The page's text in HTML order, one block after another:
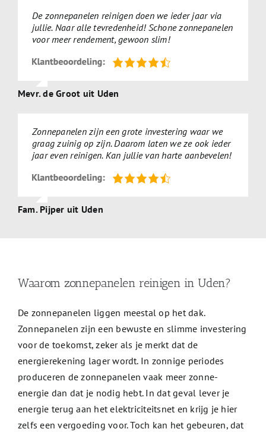
De zonnepanelen reinigen doen we ieder jaar via
jullie. Naar alle tevredenheid! Schone zonnepanelen
voor meer rendement, gewoon slim!
Mevr. de Groot uit Uden
Zonnepanelen zijn een grote investering waar we
graag zuinig op zijn. Daarom laten we ze ook ieder
jaar even reinigen. Kan jullie van harte aanbevelen!
Fam. Pijper uit Uden
Waarom zonnepanelen reinigen in Uden?
De zonnepanelen liggen meestal op het dak.
Zonnepanelen zijn een bewuste en slimme investering
voor de toekomst, zeker als je merkt dat de
energierekening lager wordt. In zonnige periodes
produceren de zonnepanelen vaak meer zonne-
energie dan dat je nodig hebt. In dat geval lever je
energie terug aan het elektriciteitsnet en krijg je hier
zelfs een vergoeding voor. Toch kan het gebeuren, dat